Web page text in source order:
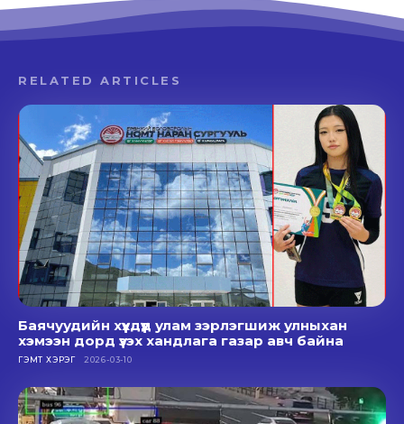
RELATED ARTICLES
Баячуудийн хүүхдүүд улам зэрлэгшиж улныхан
хэмээн дорд үзэх хандлага газар авч байна
ГЭМТ ХЭРЭГ 2026-03-10